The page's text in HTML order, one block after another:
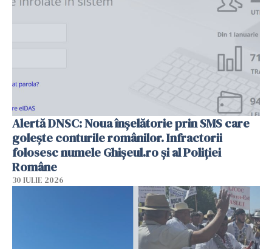
Alertă DNSC: Noua înșelătorie prin SMS care
golește conturile românilor. Infractorii
folosesc numele Ghișeul.ro și al Poliției
Române
30 IULIE 2026